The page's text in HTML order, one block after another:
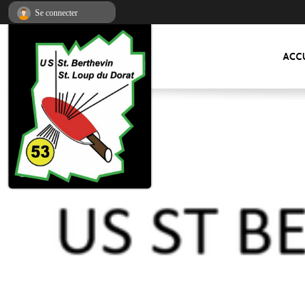
Se connecter
Panneau de gestion des cookies